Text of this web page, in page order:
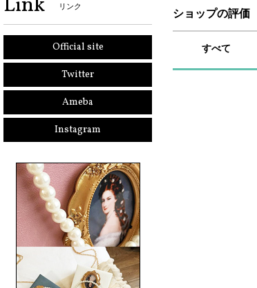
ショップの評価
すべて
リンク
Official site
Twitter
Ameba
Instagram